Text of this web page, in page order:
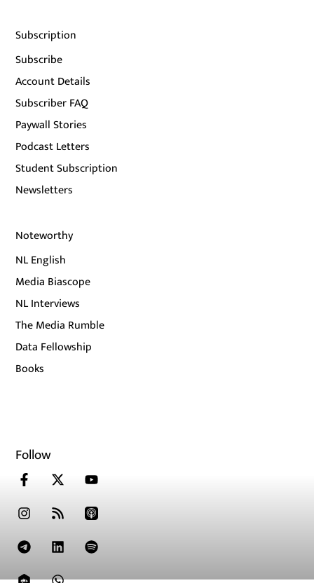
Subscription
Subscribe
Account Details
Subscriber FAQ
Paywall Stories
Podcast Letters
Student Subscription
Newsletters
Noteworthy
NL English
Media Biascope
NL Interviews
The Media Rumble
Data Fellowship
Books
Follow